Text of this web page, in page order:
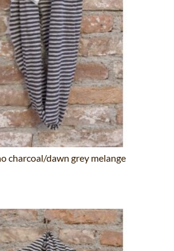
charcoal/dawn grey melange